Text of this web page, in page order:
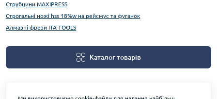
Струбцини MAXIPRESS
Строгальні ножі hss 18%w на рейсмус та фуганок
Алмазні фрези ITA TOOLS
Каталог товарів